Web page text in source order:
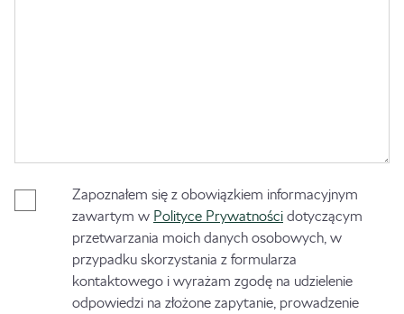
Zapoznałem się z obowiązkiem informacyjnym
zawartym w Polityce Prywatności dotyczącym
przetwarzania moich danych osobowych, w
przypadku skorzystania z formularza
kontaktowego i wyrażam zgodę na udzielenie
odpowiedzi na złożone zapytanie, prowadzenie